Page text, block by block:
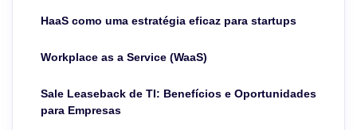
HaaS como uma estratégia eficaz para startups
Workplace as a Service (WaaS)
Sale Leaseback de TI: Benefícios e Oportunidades
para Empresas